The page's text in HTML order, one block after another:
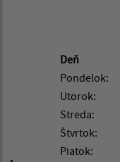
Deň
Pondelok:
Utorok:
Streda:
Štvrtok:
Piatok: